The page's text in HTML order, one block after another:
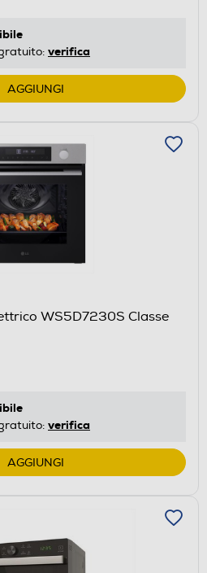
verifica
AGGIUNGI
WS5D7230S Classe
verifica
AGGIUNGI